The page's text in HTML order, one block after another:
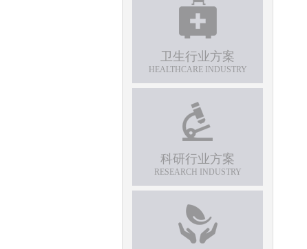
卫生行业方案
HEALTHCARE INDUSTRY
科研行业方案
RESEARCH INDUSTRY